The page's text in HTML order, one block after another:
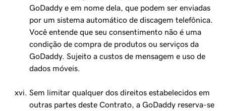
GoDaddy e em nome dela, que podem ser enviadas
por um sistema automático de discagem telefônica.
Você entende que seu consentimento não é uma
condição de compra de produtos ou serviços da
GoDaddy. Sujeito a custos de mensagem e uso de
dados móveis.
Sem limitar qualquer dos direitos estabelecidos em
outras partes deste Contrato, a GoDaddy reserva-se